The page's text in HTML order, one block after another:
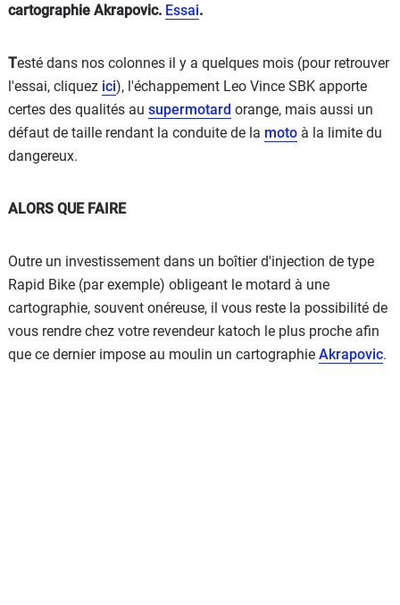
cartographie Akrapovic. Essai.
Testé dans nos colonnes il y a quelques mois (pour retrouver
l'essai, cliquez ici), l'échappement Leo Vince SBK apporte
certes des qualités au supermotard orange, mais aussi un
défaut de taille rendant la conduite de la moto à la limite du
dangereux.
ALORS QUE FAIRE
Outre un investissement dans un boîtier d'injection de type
Rapid Bike (par exemple) obligeant le motard à une
cartographie, souvent onéreuse, il vous reste la possibilité de
vous rendre chez votre revendeur katoch le plus proche afin
que ce dernier impose au moulin un cartographie Akrapovic.